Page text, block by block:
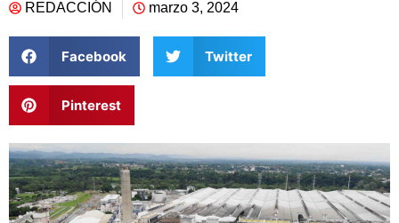
REDACCIÓN marzo 3, 2024
Facebook Twitter
Pinterest